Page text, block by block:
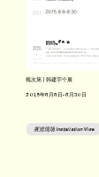
视次第 | 韩建宇个展
2015年8月8日- 8月30日
展览现场 Installation View